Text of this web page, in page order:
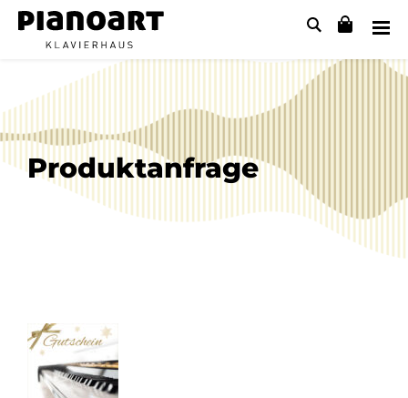
Produktanfrage